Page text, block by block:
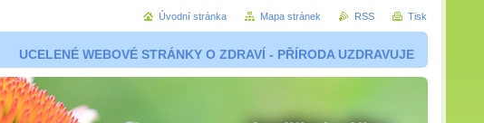
UCELENÉ WEBOVÉ STRÁNKY O ZDRAVÍ - PŘÍRODA UZDRAVUJE
Úvodní stránka Mapa stránek RSS Tisk